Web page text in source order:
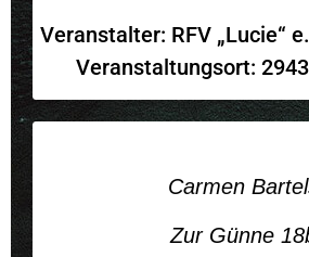
Veranstalter: RFV „Lucie“
Veranstaltungsort:
Carmen
Zur Günne